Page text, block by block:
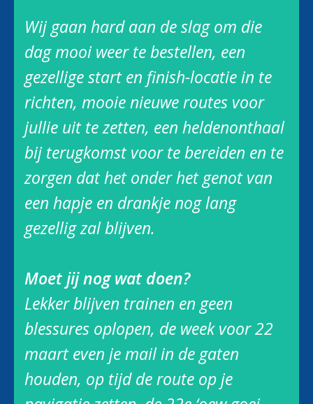
Wij gaan hard aan de slag om die
dag mooi weer te bestellen, een
gezellige start en finish-locatie in te
richten, mooie nieuwe routes voor
jullie uit te zetten, een heldenonthaal
bij terugkomst voor te bereiden en te
zorgen dat het onder het genot van
een hapje en drankje nog lang
gezellig zal blijven.
Moet jij nog wat doen?
Lekker blijven trainen en geen
blessures oplopen, de week voor 22
maart even je mail in de gaten
houden, op tijd de route op je